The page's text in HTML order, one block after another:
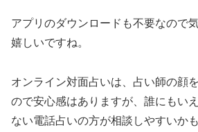
アプリのダウンロードも不要なので
嬉しいですね。
オンライン対面占いは、占い師の顔
ので安心感はありますが、誰にもい
ない電話占いの方が相談しやすいか